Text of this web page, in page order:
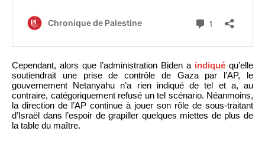
Cependant, alors que l’administration Biden a indiqué qu’elle
soutiendrait une prise de contrôle de Gaza par l’AP, le
gouvernement Netanyahu n’a rien indiqué de tel et a, au
contraire, catégoriquement refusé un tel scénario. Néanmoins,
la direction de l’AP continue à jouer son rôle de sous-traitant
d’Israël dans l’espoir de grapiller quelques miettes de plus de
la table du maître.